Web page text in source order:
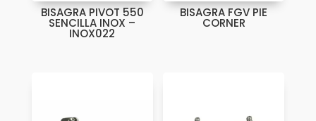
BISAGRA PIVOT 550
SENCILLA INOX –
INOX022
BISAGRA FGV PIE
CORNER